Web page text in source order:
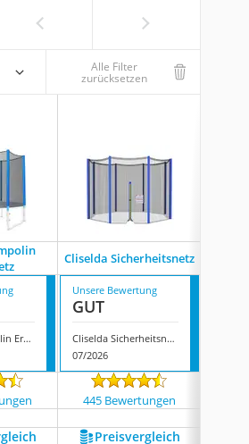
Alle Filter
zurücksetzen
Cliselda Sicherheitsnetz
Liferun Trampolin Ersatznetz
Unsere Bewertung
GUT
Cliselda Sicherheitsnetz
07/2026
445 Bewertungen
Preis­vergleich